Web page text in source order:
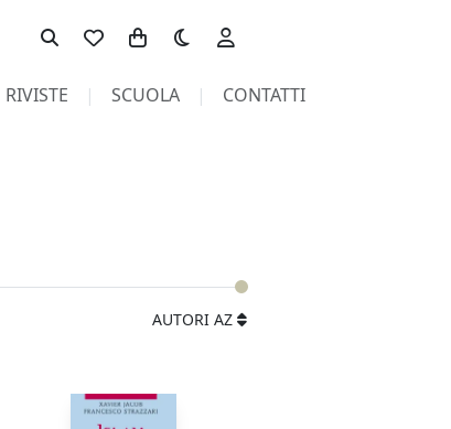
Toggle theme
RIVISTE SCUOLA CONTATTI
AUTORI AZ